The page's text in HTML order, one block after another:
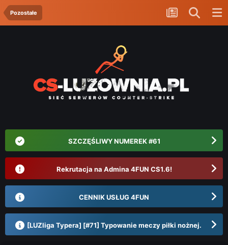
Pozostałe
SZCZĘŚLIWY NUMEREK #61
Rekrutacja na Admina 4FUN CS1.6!
CENNIK USŁUG 4FUN
[LUZliga Typera] [#71] Typowanie meczy piłki nożnej.